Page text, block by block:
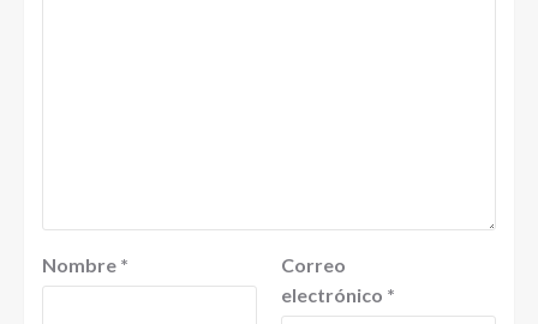
Nombre *
Correo
electrónico *